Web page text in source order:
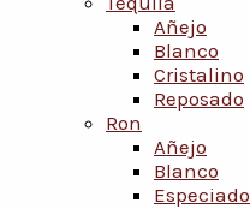
Añejo
Blanco
Cristalino
Reposado
Ron
Añejo
Blanco
Especiado